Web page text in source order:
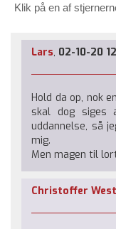
Klik på en af
Lars, 02-10-20
Hold da op, nok
skal dog siges
uddannelse, så
mig.
Men magen til
Christoffer West